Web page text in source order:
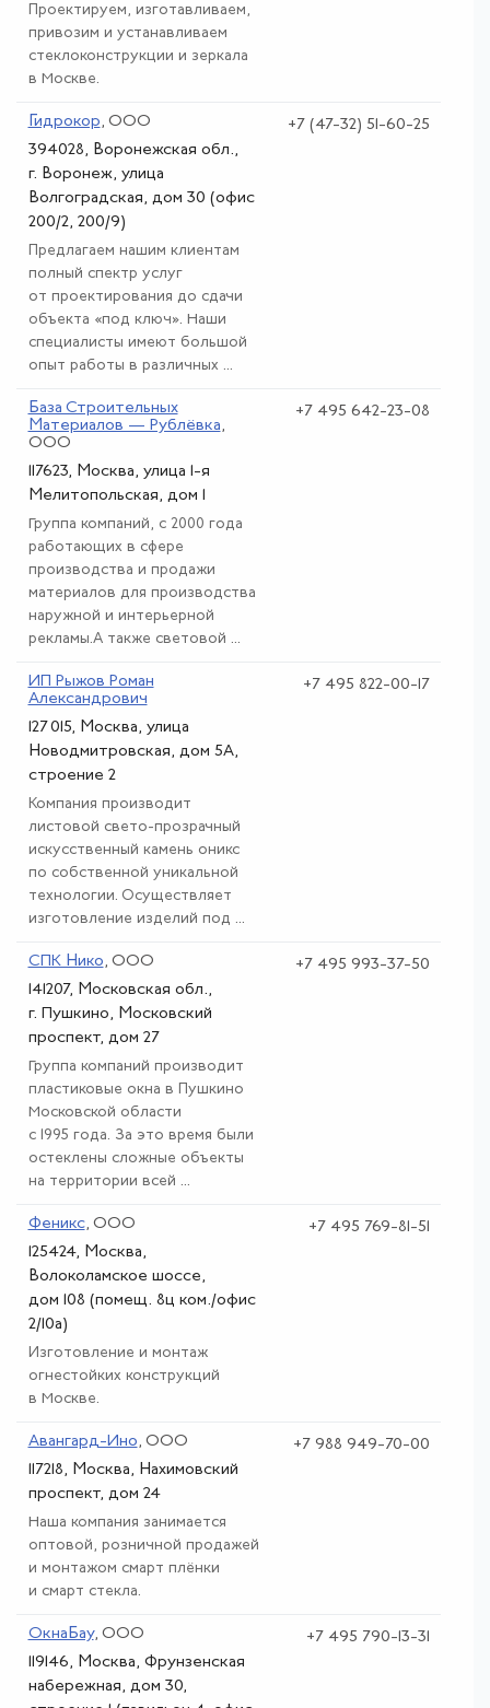
Проектируем, изготавливаем,
привозим и устанавливаем
стеклоконструкции и зеркала
в Москве.
Гидрокор, ООО
394028, Воронежская обл.,
г. Воронеж, улица
Волгоградская, дом 30 (офис
200/2, 200/9)
Предлагаем нашим клиентам
полный спектр услуг
от проектирования до сдачи
объекта «под ключ». Наши
специалисты имеют большой
опыт работы в различных ...
+7 (47-32) 51-60-25
База Строительных
Материалов — Рублёвка,
ООО
117623, Москва, улица 1-я
Мелитопольская, дом 1
Группа компаний, с 2000 года
работающих в сфере
производства и продажи
материалов для производства
наружной и интерьерной
рекламы.А также световой ...
+7 495 642-23-08
ИП Рыжов Роман
Александрович
127 015, Москва, улица
Новодмитровская, дом 5А,
строение 2
Компания производит
листовой свето-прозрачный
искусственный камень оникс
по собственной уникальной
технологии. Осуществляет
изготовление изделий под ...
+7 495 822-00-17
СПК Нико, ООО
141207, Московская обл.,
г. Пушкино, Московский
проспект, дом 27
Группа компаний производит
пластиковые окна в Пушкино
Московской области
с 1995 года. За это время были
остеклены сложные объекты
на территории всей ...
+7 495 993-37-50
Феникс, ООО
125424, Москва,
Волоколамское шоссе,
дом 108 (помещ. 8ц ком./офис
2/10а)
Изготовление и монтаж
огнестойких конструкций
в Москве.
+7 495 769-81-51
Авангард-Ино, ООО
117218, Москва, Нахимовский
проспект, дом 24
Наша компания занимается
оптовой, розничной продажей
и монтажом смарт плёнки
и смарт стекла.
+7 988 949-70-00
ОкнаБау, ООО
119146, Москва, Фрунзенская
набережная, дом 30,
+7 495 790-13-31